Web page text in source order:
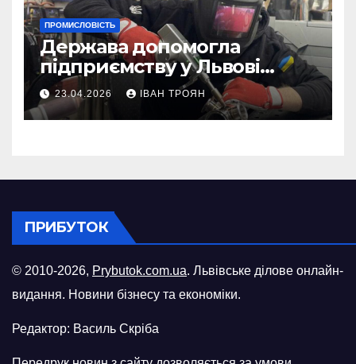
ПРОМИСЛОВІСТЬ
Держава допомогла
підприємству у Львові
відновити виробничі
потужності після атаки
російського БПЛА
23.04.2026 ІВАН ТРОЯН
ПРИБУТОК
© 2010-2026, Prybutok.com.ua. Львівське ділове онлайн-
видання. Новини бізнесу та економіки.
Редактор: Василь Скріба